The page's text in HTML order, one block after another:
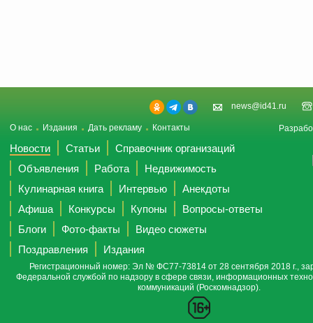
news@id41.ru
О нас Издания Дать рекламу Контакты
Новости Статьи
Справочник организаций
Объявления
Работа
Недвижимость
Кулинарная книга
Интервью
Анекдоты
Афиша
Конкурсы Купоны
Вопросы-ответы
Блоги
Фото-факты
Видео сюжеты
Поздравления
Издания
Регистрационный номер: Эл № ФС77-73814 от 28 сентября 2018 г.,
Федеральной службой по надзору в сфере связи, информационных
коммуникаций (Роскомнадзор).